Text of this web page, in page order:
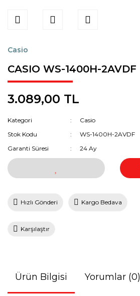
Casio
CASIO WS-1400H-2AVDF
3.089,00 TL
Kategori
Casio
Stok Kodu
WS-1400H-2AVDF
Garanti Süresi
24 Ay
Hızlı Gönderi Kargo Bedava
Karşılaştır
Ürün Bilgisi Yorumlar (0)